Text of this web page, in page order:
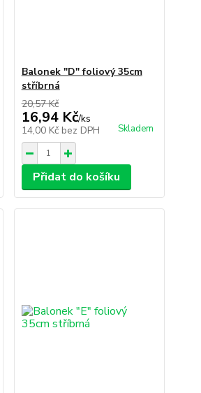
Balonek "D" foliový 35cm
stříbrná
20,57 Kč
16,94 Kč/ks
14,00 Kč bez DPH Skladem
Přidat do košíku